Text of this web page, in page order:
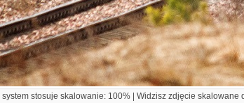
system stosuje skalowanie: 100% | Widzisz zdjęcie